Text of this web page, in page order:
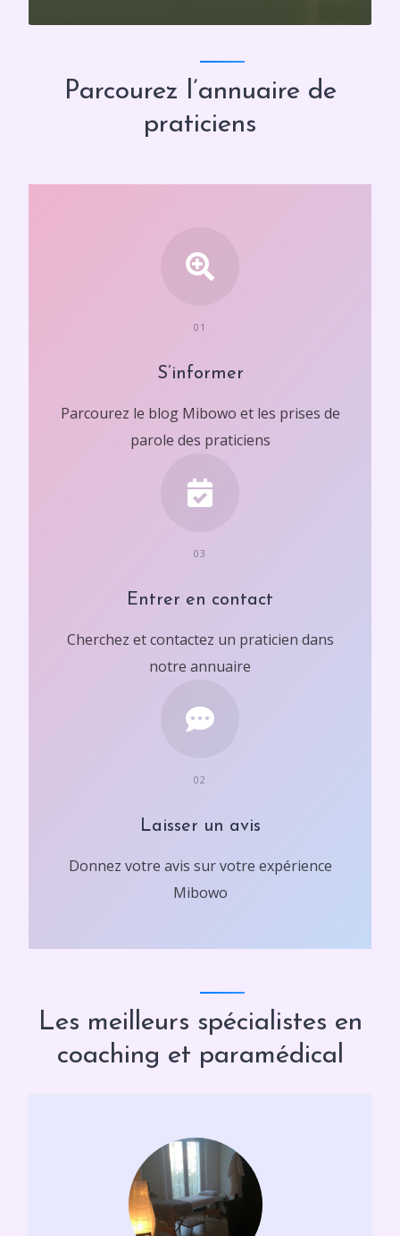
Parcourez l’annuaire de
praticiens
01
S’informer
Parcourez le blog Mibowo et les prises de
parole des praticiens
03
Entrer en contact
Cherchez et contactez un praticien dans
notre annuaire
02
Laisser un avis
Donnez votre avis sur votre expérience
Mibowo
Les meilleurs spécialistes en
coaching et paramédical